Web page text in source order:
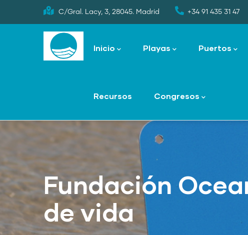
to
C/Gral. Lacy, 3, 28045. Madrid +34 91 435 31 47
navigation
Inicio Playas Puertos
Recursos Congresos
Fundación
de vida